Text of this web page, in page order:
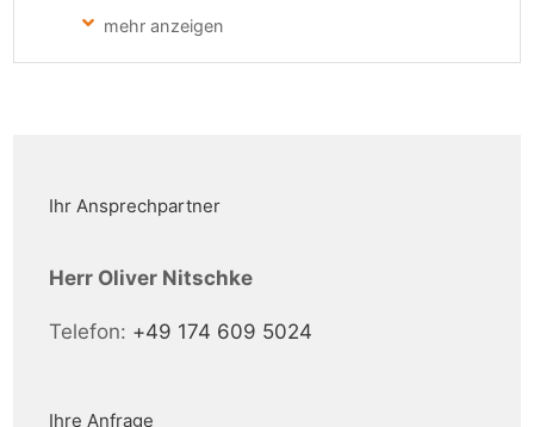
und Ambiente legen. Die Hauptnutzfläche
umfasst 114,80 m², ergänzt durch eine
profitieren Sie von fünf zugehörigen
zusätzliche Garagen, die eine bequeme
Besucher gewährleisten.
Ihr Ansprechpartner
Herr Oliver Nitschke
Telefon: +49 174 609 5024
Ihre Anfrage